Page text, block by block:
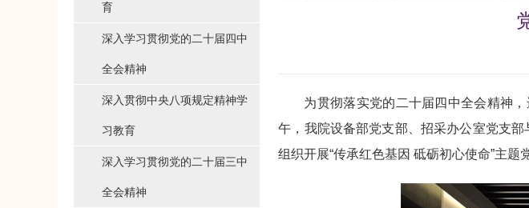
育
深入学习贯彻党的二十届四中
全会精神
深入贯彻中央八项规定精神学
习教育
深入学习贯彻党的二十届三中
全会精神
为贯彻落实党的二十届四中全会精神
午，我院设备部党支部、招采办公室党支
组织开展“传承红色基因 砥砺初心使命”主